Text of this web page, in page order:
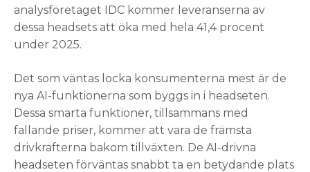
analysföretaget IDC kommer leveranserna av
dessa headsets att öka med hela 41,4 procent
under 2025.
Det som väntas locka konsumenterna mest är de
nya AI-funktionerna som byggs in i headseten.
Dessa smarta funktioner, tillsammans med
fallande priser, kommer att vara de främsta
drivkrafterna bakom tillväxten. De AI-drivna
headseten förväntas snabbt ta en betydande plats